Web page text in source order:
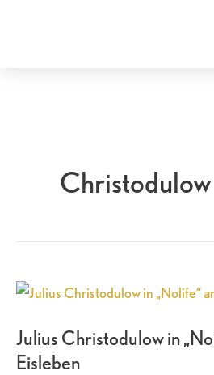
Christodulow
Julius Christodulow in
Eisleben
Julius
in
„Nolife“